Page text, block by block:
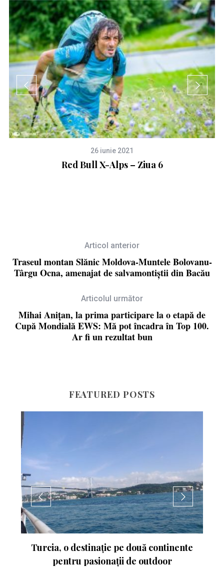
26 iunie 2021
Red Bull X-Alps – Ziua 6
Articol anterior
Traseul montan Slănic Moldova-Muntele Bolovanu-
Târgu Ocna, amenajat de salvamontiștii din Bacău
Articolul următor
Mihai Anițan, la prima participare la o etapă de
Cupă Mondială EWS: Mă pot încadra în Top 100.
Ar fi un rezultat bun
FEATURED POSTS
Experimentează turismul activ în
Ungaria. Budapesta va fi gazda